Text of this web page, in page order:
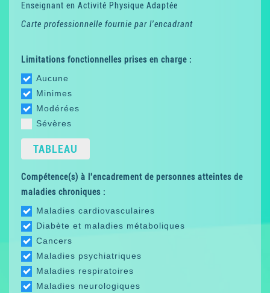
Enseignant en Activité Physique Adaptée
Carte professionnelle fournie par l'encadrant
Limitations fonctionnelles prises en charge :
Aucune
Minimes
Modérées
Sévères
TABLEAU
Compétence(s) à l'encadrement de personnes atteintes de
maladies chroniques :
Maladies cardiovasculaires
Diabète et maladies métaboliques
Cancers
Maladies psychiatriques
Maladies respiratoires
Maladies neurologiques